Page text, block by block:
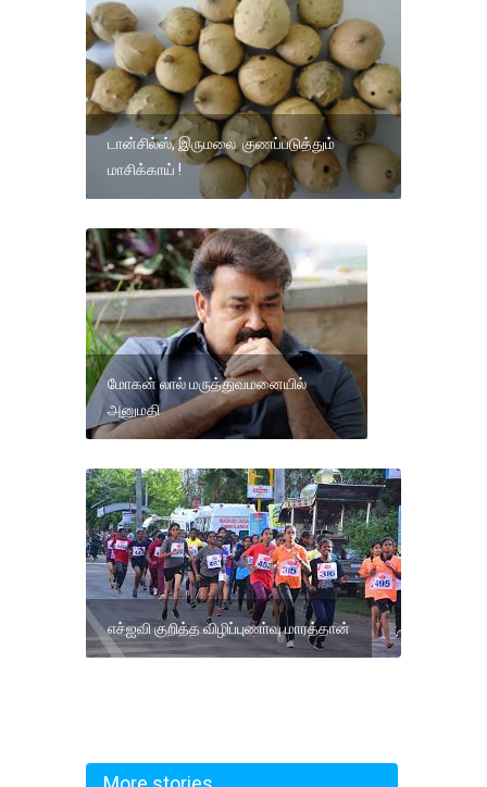
டான்சில்ஸ், இருமலை குணப்படுத்தும்
மாசிக்காய் !
மோகன் லால் மருத்துவமனையில்
அனுமதி
எச்ஐவி குறித்த விழிப்புணா்வு மாரத்தான்